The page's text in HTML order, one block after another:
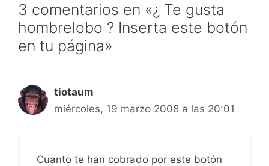
3 comentarios en «¿ Te gusta
hombrelobo ? Inserta este botón
en tu página»
tiotaum
miércoles, 19 marzo 2008 a las 20:01
Cuanto te han cobrado por este botón